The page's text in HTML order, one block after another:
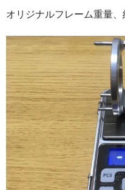
オリジナルフレーム重量、